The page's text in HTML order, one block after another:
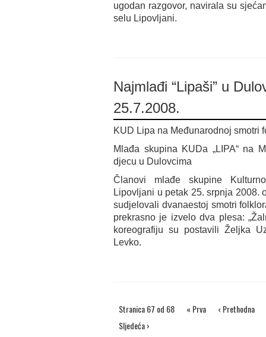
ugodan razgovor, navirala su
selu Lipovljani.
Najmlađi “Lipaši” u
25.7.2008.
KUD Lipa na Međunarodnoj smotri
Mlađa skupina KUDa „LIPA“ na
djecu u Dulovcima
Članovi mlađe skupine
Lipovljani u petak 25. srpnja 2008.
sudjelovali dvanaestoj smotri
prekrasno je izvelo dva plesa:
koreografiju su postavili Željka
Levko.
Stranica 67 od 68 « Prva
‹ Prethodna
Sljedeća ›